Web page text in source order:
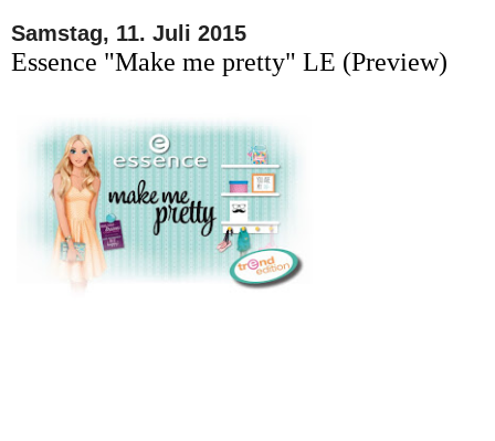
Samstag, 11. Juli 2015
Essence "Make me pretty" LE (Preview)